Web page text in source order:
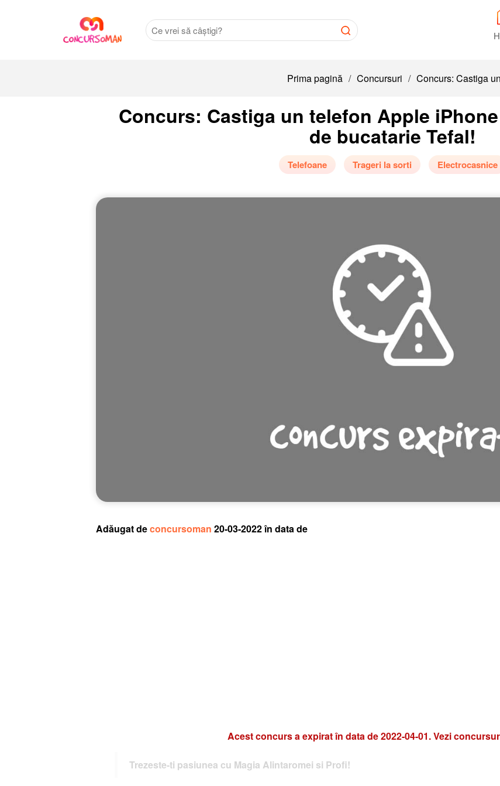
Prima pagină / Concursuri / Concurs: Castiga
Concurs: Castiga un telefon Apple
de bucatarie Tefal!
Telefoane Trageri la sorti Electrocasnice
Adăugat deconcursoman 20-03-2022 în data de
Acest concurs a expirat în data de 2022-04-01. Vezi
Trezeste-ti pasiunea cu Magia Alintaromei si Profi!